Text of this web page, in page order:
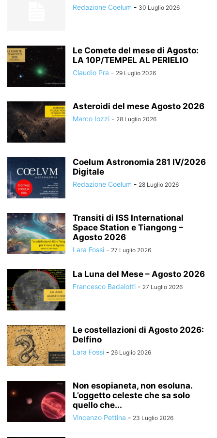
Redazione Coelum - 30 Luglio 2026
Le Comete del mese di Agosto:
LA 10P/TEMPEL AL PERIELIO
Claudio Pra - 29 Luglio 2026
Asteroidi del mese Agosto 2026
Marco Iozzi - 28 Luglio 2026
Coelum Astronomia 281 IV/2026
Digitale
Redazione Coelum - 28 Luglio 2026
Transiti di ISS International
Space Station e Tiangong –
Agosto 2026
Lara Fossi - 27 Luglio 2026
La Luna del Mese – Agosto 2026
Francesco Badalotti - 27 Luglio 2026
Le costellazioni di Agosto 2026:
Delfino
Lara Fossi - 26 Luglio 2026
Non esopianeta, non esoluna.
L’oggetto celeste che sa solo
quello che...
Vincenzo Pettina - 23 Luglio 2026